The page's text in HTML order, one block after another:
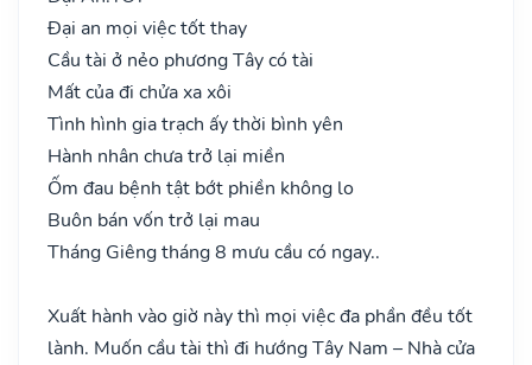
Đại an mọi việc tốt thay
Cầu tài ở nẻo phương Tây có tài
Mất của đi chửa xa xôi
Tình hình gia trạch ấy thời bình yên
Hành nhân chưa trở lại miền
Ốm đau bệnh tật bớt phiền không lo
Buôn bán vốn trở lại mau
Tháng Giêng tháng 8 mưu cầu có ngay..
Xuất hành vào giờ này thì mọi việc đa phần đều tốt
lành. Muốn cầu tài thì đi hướng Tây Nam – Nhà cửa